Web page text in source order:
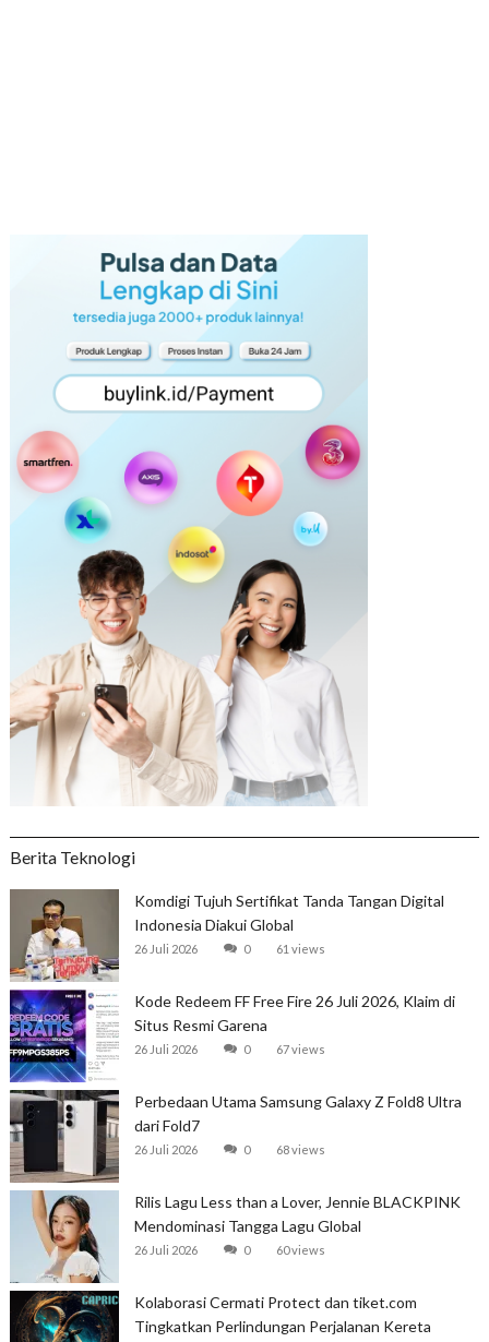
Berita Teknologi
Komdigi Tujuh Sertifikat Tanda Tangan Digital
Indonesia Diakui Global
26 Juli 2026 0 61 views
Kode Redeem FF Free Fire 26 Juli 2026, Klaim di
Situs Resmi Garena
26 Juli 2026 0 67 views
Perbedaan Utama Samsung Galaxy Z Fold8 Ultra
dari Fold7
26 Juli 2026 0 68 views
Rilis Lagu Less than a Lover, Jennie BLACKPINK
Mendominasi Tangga Lagu Global
26 Juli 2026 0 60 views
Kolaborasi Cermati Protect dan tiket.com
Tingkatkan Perlindungan Perjalanan Kereta